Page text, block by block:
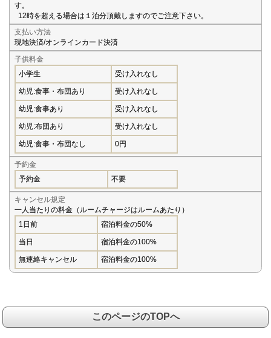
す。
12時を超える場合は１泊分頂戴しますのでご注意下さい。
支払い方法
現地決済/オンラインカード決済
子供料金
小学生
受け入れなし
幼児:食事・布団あり 受け入れなし
幼児:食事あり 受け入れなし
幼児:布団あり 受け入れなし
幼児:食事・布団なし 0円
予約金
予約金
不要
キャンセル規定
一人当たりの料金（ルームチャージはルームあたり）
1日前
宿泊料金の50%
当日 宿泊料金の100%
無連絡キャンセル 宿泊料金の100%
このページのTOPへ